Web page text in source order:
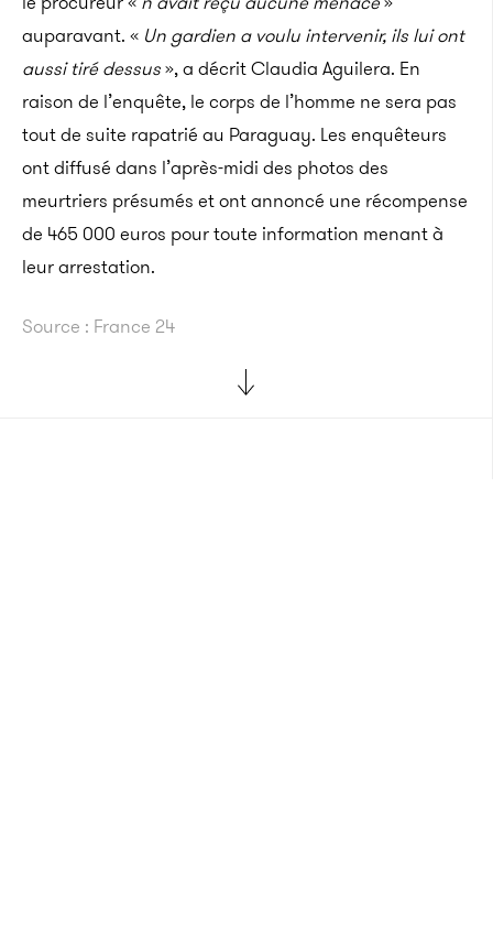
auparavant. « Un gardien a voulu intervenir, ils lui ont
aussi tiré dessus», a décrit Claudia Aguilera. En
raison de l’enquête, le corps de l’homme ne sera pas
tout de suite rapatrié au Paraguay. Les enquêteurs
ont diffusé dans l’après-midi des photos des
meurtriers présumés et ont annoncé une récompense
de 465 000 euros pour toute information menant à
leur arrestation.
Source : France 24